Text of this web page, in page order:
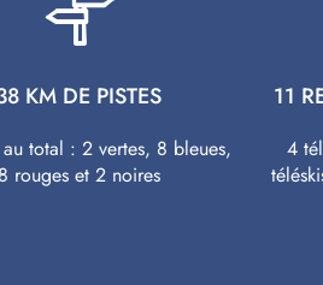
KM DE PISTES
total : 2 vertes, 8 bleues,
8 rouges et 2 noires
11
4